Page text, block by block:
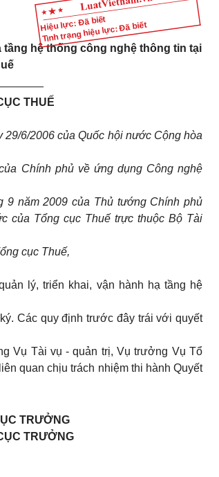
Hiệu lực: Đã biết
Tình trạng hiệu lực: Đã biết
tầng hệ thống công nghệ thông tin tại
THUẾ
29/6/2006 của Quốc hội nước Cộng hòa
Chính phủ về ứng dụng Công nghệ
9 năm 2009 của Thủ tướng Chính phủ
của Tổng cục Thuế trực thuộc Bộ Tài
cục Thuế,
lý, triển khai, vận hành hạ tầng hệ
Các quy định trước đây trái với quyết
Vụ Tài vụ - quản trị, Vụ trưởng Vụ Tổ
quan chịu trách nhiệm thi hành Quyết
TRƯỞNG
TRƯỞNG